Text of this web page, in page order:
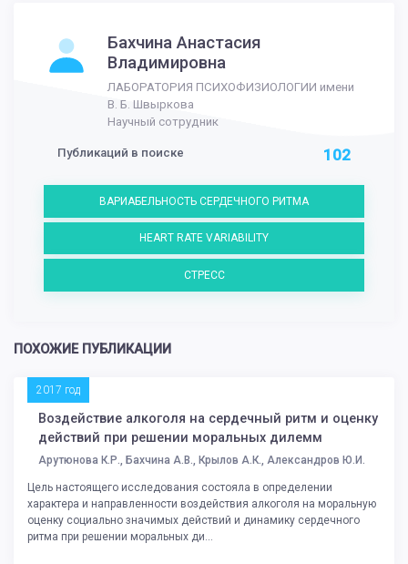
Бахчина Анастасия
Владимировна
ЛАБОРАТОРИЯ ПСИХОФИЗИОЛОГИИ имени
В. Б. Швыркова
Научный сотрудник
Публикаций в поиске 102
ВАРИАБЕЛЬНОСТЬ СЕРДЕЧНОГО РИТМА
HEART RATE VARIABILITY
СТРЕСС
ПОХОЖИЕ ПУБЛИКАЦИИ
2017 год
Воздействие алкоголя на сердечный ритм и оценку
действий при решении моральных дилемм
Арутюнова К.Р., Бахчина А.В., Крылов А.К., Александров Ю.И.
Цель настоящего исследования состояла в определении
характера и направленности воздействия алкоголя на моральную
оценку социально значимых действий и динамику сердечного
ритма при решении моральных ди...